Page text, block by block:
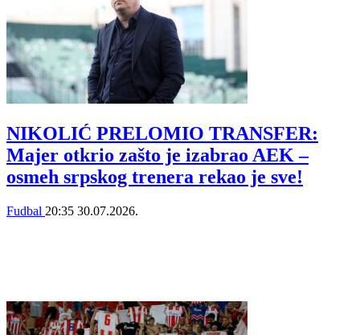
NIKOLIĆ PRELOMIO TRANSFER:
Majer otkrio zašto je izabrao AEK –
osmeh srpskog trenera rekao je sve!
Fudbal 20:35 30.07.2026.